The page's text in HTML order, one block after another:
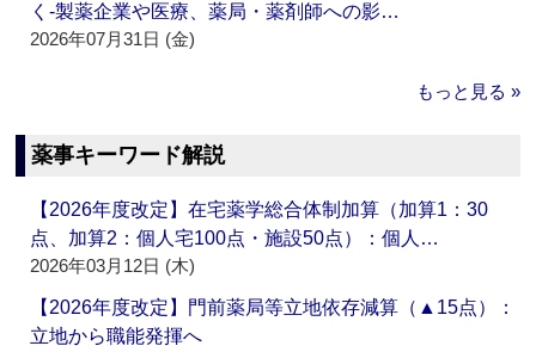
く‐製薬企業や医療、薬局・薬剤師への影…
2026年07月31日 (金)
もっと見る »
薬事キーワード解説
【2026年度改定】在宅薬学総合体制加算（加算1：30
点、加算2：個人宅100点・施設50点）：個人…
2026年03月12日 (木)
【2026年度改定】門前薬局等立地依存減算（▲15点）：
立地から職能発揮へ